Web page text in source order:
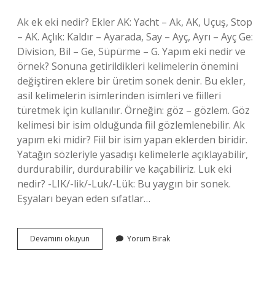
Ak ek eki nedir? Ekler AK: Yacht – Ak, AK, Uçuş, Stop
– AK. Açlık: Kaldır – Ayarada, Say – Ayç, Ayrı – Ayç Ge:
Division, Bil – Ge, Süpürme – G. Yapım eki nedir ve
örnek? Sonuna getirildikleri kelimelerin önemini
değiştiren eklere bir üretim sonek denir. Bu ekler,
asil kelimelerin isimlerinden isimleri ve fiilleri
türetmek için kullanılır. Örneğin: göz – gözlem. Göz
kelimesi bir isim olduğunda fiil gözlemlenebilir. Ak
yapım eki midir? Fiil bir isim yapan eklerden biridir.
Yatağın sözleriyle yasadışı kelimelerle açıklayabilir,
durdurabilir, durdurabilir ve kaçabiliriz. Luk eki
nedir? -LIK/-lik/-Luk/-Lük: Bu yaygın bir sonek.
Eşyaları beyan eden sıfatlar…
Devamını okuyun
Eki
Yorum Bırak